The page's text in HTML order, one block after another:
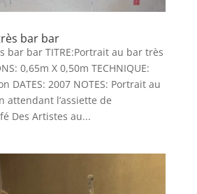
bar bar
bar bar TITRE:Portrait au bar très
0,65m X 0,50m TECHNIQUE:
DATES: 2007 NOTES: Portrait au
attendant l’assiette de
Des Artistes au...